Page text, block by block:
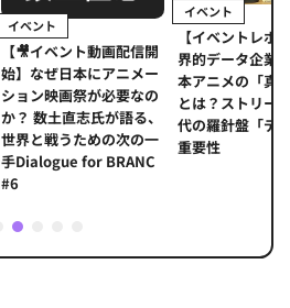
イベント
【🎥イベント動画配信開
始】なぜ日本にアニメー
ション映画祭が必要なの
か？ 数土直志氏が語る、
世界と戦うための次の一
手Dialogue for BRANC
#6
イベント
【イベントレポ
界的データ企業
本アニメの「真
とは？ストリー
代の羅針盤「デ
重要性
2